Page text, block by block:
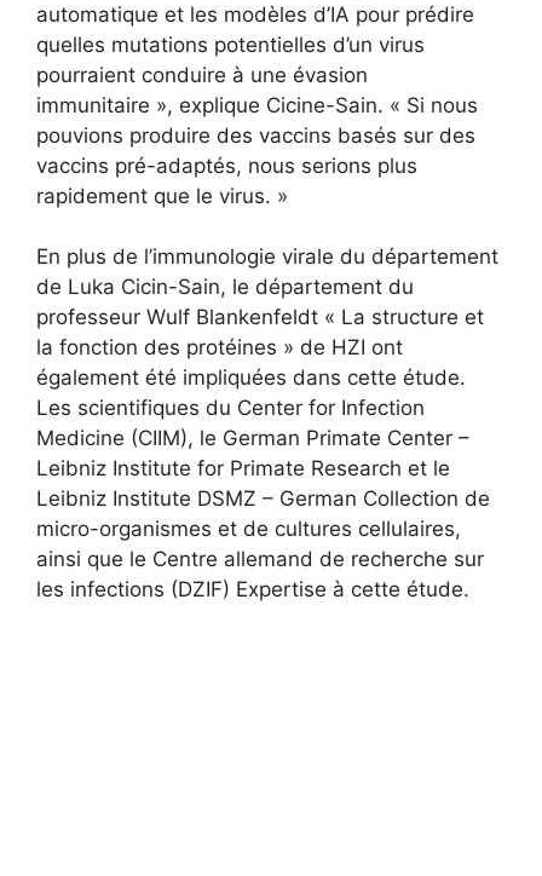
automatique et les modèles d’IA pour prédire
quelles mutations potentielles d’un virus
pourraient conduire à une évasion
immunitaire », explique Cicine-Sain. « Si nous
pouvions produire des vaccins basés sur des
vaccins pré-adaptés, nous serions plus
rapidement que le virus. »
En plus de l’immunologie virale du département
de Luka Cicin-Sain, le département du
professeur Wulf Blankenfeldt « La structure et
la fonction des protéines » de HZI ont
également été impliquées dans cette étude.
Les scientifiques du Center for Infection
Medicine (CIIM), le German Primate Center –
Leibniz Institute for Primate Research et le
Leibniz Institute DSMZ – German Collection de
micro-organismes et de cultures cellulaires,
ainsi que le Centre allemand de recherche sur
les infections (DZIF) Expertise à cette étude.